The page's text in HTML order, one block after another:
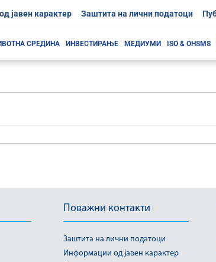
јавен карактер Заштита на лични податоци
СРЕДИНА ИНВЕСТИРАЊЕ МЕДИУМИ ISO & OHSMS
Поважни контакти
Заштита на лични податоци
Информации од јавен карактер